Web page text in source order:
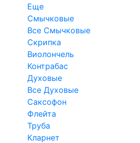
Еще
Смычковые
Все Смычковые
Скрипка
Виолончель
Контрабас
Духовые
Все Духовые
Саксофон
Флейта
Труба
Кларнет